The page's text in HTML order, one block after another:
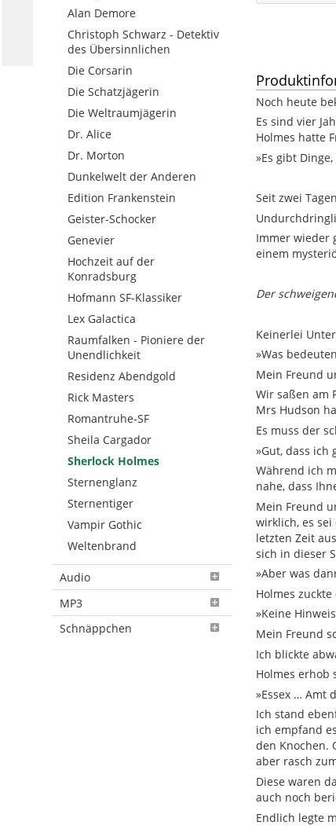
Alan Demore
Christoph Schwarz - Detektiv
des Übersinnlichen
Die Corsarin
Die Schatzjägerin
Die Weltraumjägerin
Dr. Alice
Dr. Morton
Dunkelwelt der Anderen
Edition Frankenstein
Geister-Schocker
Genevier
Hochzeit auf der
Konradsburg
Hofmann SF-Klassiker
Lex Galactica
Raumfalken - Pioniere der
Unendlichkeit
Residenz Abendgold
Rick Masters
Romantruhe-SF
Sheila Cargador
Sherlock Holmes
Sternenglanz
Sternentiger
Vampir Gothic
Weltenbrand
Audio
MP3
Schnäppchen
Noch heute
Es sind vier
Holmes hatte
»Es gibt
Seit zwei
Immer wieder
einem
Der
Keinerlei
»Was
Mein Freund
Wir saßen am
Mrs Hudson
Es muss der
»Gut, dass ich
Während ich
nahe, dass
Mein Freund
wirklich, es
letzten Zeit
sich in dieser
»Aber was
Holmes
»Keine
Mein Freund
Ich blickte
Holmes erhob
»Essex … Amt
Ich stand
ich empfand
den Knochen.
aber rasch
Diese waren
auch noch
Endlich legte